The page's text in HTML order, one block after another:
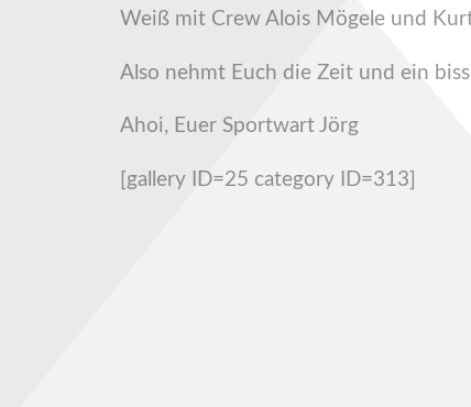
Weiß mit Crew Alois Mögele und
Also nehmt Euch die Zeit und ein
Ahoi, Euer Sportwart Jörg
[gallery ID=25 category ID=313]